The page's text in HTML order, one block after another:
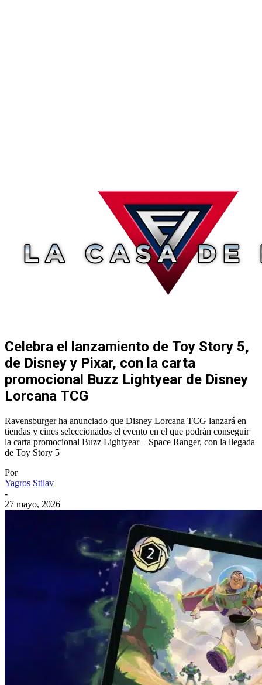
Celebra el lanzamiento de Toy Story 5,
de Disney y Pixar, con la carta
promocional Buzz Lightyear de Disney
Lorcana TCG
Ravensburger ha anunciado que Disney Lorcana TCG lanzará en
tiendas y cines seleccionados el evento en el que podrán conseguir
la carta promocional Buzz Lightyear – Space Ranger, con la llegada
de Toy Story 5
Por
Yagros Stilav
-
27 mayo, 2026